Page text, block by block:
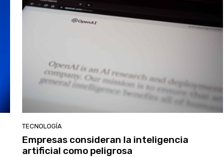
TECNOLOGÍA
Empresas consideran la inteligencia
artificial como peligrosa